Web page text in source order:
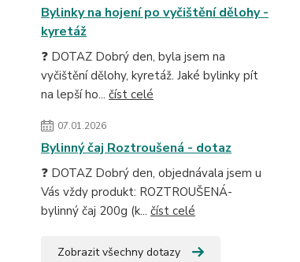
Bylinky na hojení po vyčištění dělohy -
kyretáž
❓ DOTAZ Dobrý den, byla jsem na
vyčištění dělohy, kyretáž. Jaké bylinky pít
na lepší ho... číst celé
07.01.2026
Bylinný čaj Roztroušená - dotaz
❓ DOTAZ Dobrý den, objednávala jsem u
Vás vždy produkt: ROZTROUŠENÁ-
bylinný čaj 200g (k... číst celé
Zobrazit všechny dotazy